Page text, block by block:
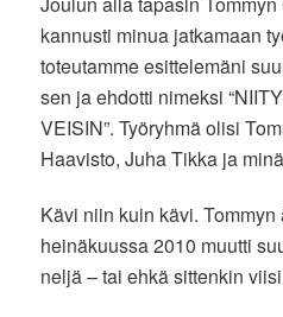
kannusti minua jatkamaan
toteutamme esittelemäni
sen ja ehdotti nimeksi
VEISIN”. Työryhmä olisi
Haavisto, Juha Tikka ja
Kävi niin kuin kävi.
heinäkuussa 2010 muutti
neljä – tai ehkä sittenkin